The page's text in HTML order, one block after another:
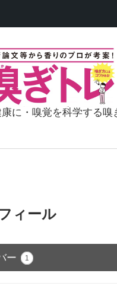
に・嗅覚を科学する嗅
ィール
ー 1